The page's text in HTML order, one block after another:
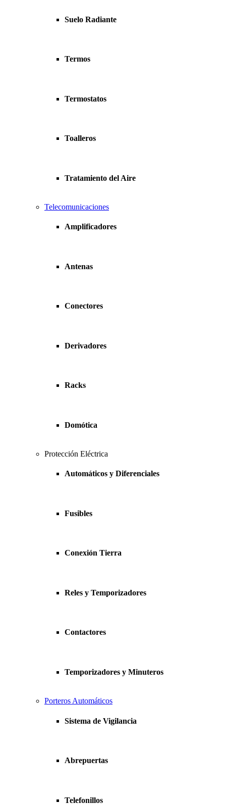
Suelo Radiante
Termos
Termostatos
Toalleros
Tratamiento del Aire
Telecomunicaciones
Amplificadores
Antenas
Conectores
Derivadores
Racks
Domótica
Protección Eléctrica
Automáticos y Diferenciales
Fusibles
Conexión Tierra
Reles y Temporizadores
Contactores
Temporizadores y Minuteros
Porteros Automáticos
Sistema de Vigilancia
Abrepuertas
Telefonillos